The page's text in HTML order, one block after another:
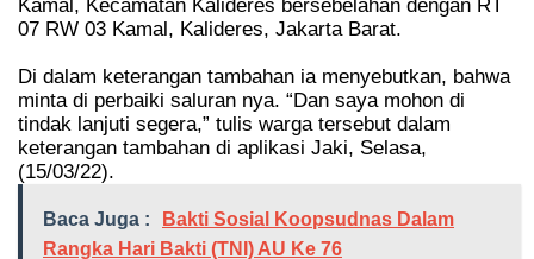
Kamal, Kecamatan Kalideres bersebelahan dengan RT
07 RW 03 Kamal, Kalideres, Jakarta Barat.
Di dalam keterangan tambahan ia menyebutkan, bahwa
minta di perbaiki saluran nya. “Dan saya mohon di
tindak lanjuti segera,” tulis warga tersebut dalam
keterangan tambahan di aplikasi Jaki, Selasa,
(15/03/22).
Baca Juga :
Bakti Sosial Koopsudnas Dalam
Rangka Hari Bakti (TNI) AU Ke 76